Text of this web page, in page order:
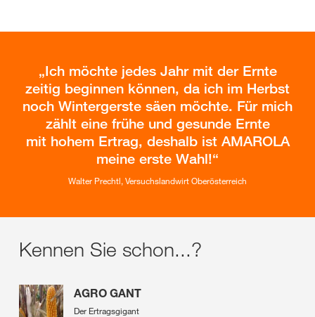
Ich möchte jedes Jahr mit der Ernte
zeitig beginnen können, da ich im Herbst
noch Wintergerste säen möchte. Für mich
zählt eine frühe und gesunde Ernte
mit hohem Ertrag, deshalb ist AMAROLA
meine erste Wahl!
Walter Prechtl, Versuchslandwirt Oberösterreich
Kennen Sie schon...?
AGRO GANT
Der Ertragsgigant